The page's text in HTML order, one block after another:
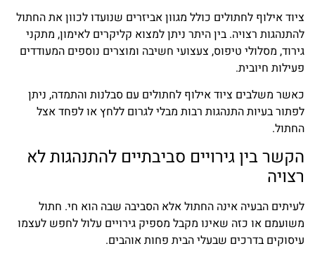
ציוד אילוף לחתולים כולל מגוון אביזרים שנועדו לכוון את החתול
להתנהגות רצויה. בין היתר ניתן למצוא קליקרים לאימון, מתקני
גירוד, מסלולי טיפוס, צעצועי חשיבה ומוצרים נוספים המעודדים
פעילות חיובית.
כאשר משלבים ציוד אילוף לחתולים עם סבלנות והתמדה, ניתן
לפתור בעיות התנהגות רבות מבלי לגרום ללחץ או לפחד אצל
החתול.
הקשר בין גירויים סביבתיים להתנהגות לא
רצויה
לעיתים הבעיה אינה החתול אלא הסביבה שבה הוא חי. חתול
משועמם או כזה שאינו מקבל מספיק גירויים עלול לחפש לעצמו
עיסוקים בדרכים שבעלי הבית פחות אוהבים.